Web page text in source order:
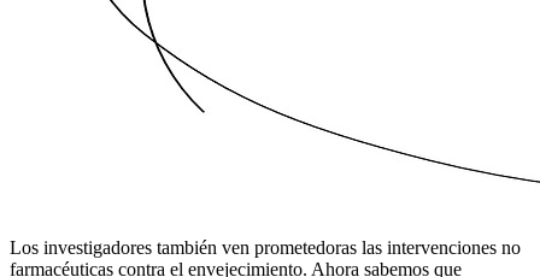
Los investigadores también ven prometedoras las intervenciones no
farmacéuticas contra el envejecimiento. Ahora sabemos que